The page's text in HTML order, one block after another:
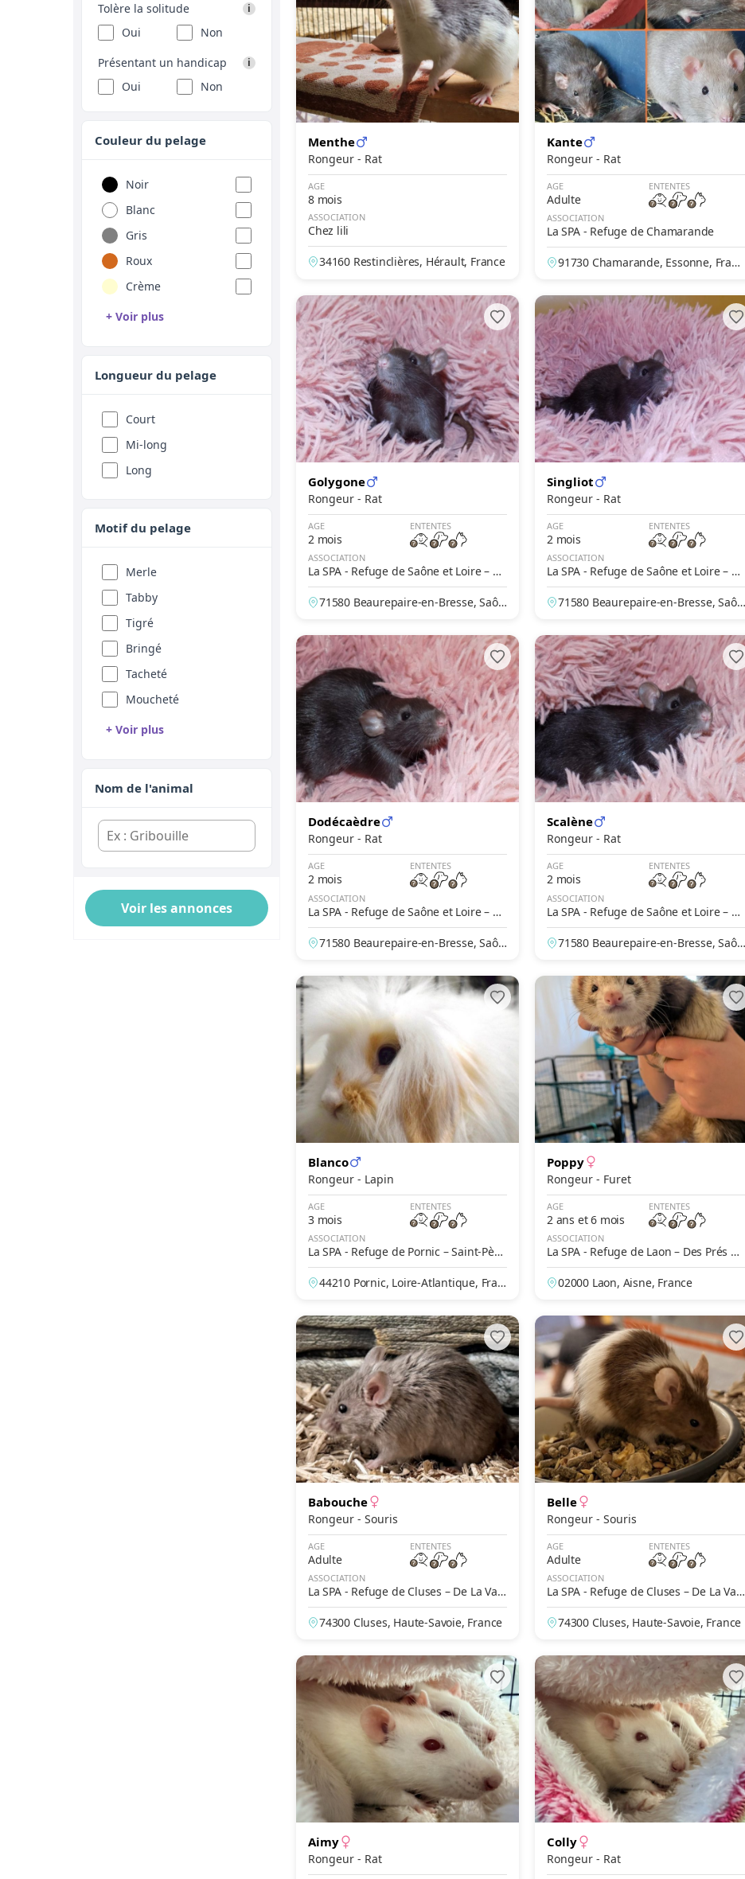
Tolère la solitude i
Oui
Non
Présentant un handicap
i
Oui Non
Couleur du pelage
Noir
Blanc
Gris
Roux
Crème
+ Voir plus
Chocolat
Lilas
Cannelle
Fauve
Rouge
Fawn
Feu
Seal
Silver
Golden
Champagne
Platine
Longueur du pelage
Court
Mi-long
Long
Motif du pelage
Merle
Tabby
Tigré
Bringé
Tacheté
Moucheté
+ Voir plus
Arlequin
Écaille de tortue
Tricolore
Nom de l'animal
Menthe
Rongeur - Rat
AGE
8 mois
ASSOCIATION
Chez lili
34160 Restinclières, Hérault, France
Kante
Rongeur - Rat
AGE
Adulte
ENTENTES
ASSOCIATION
La SPA - Refuge de Chamarande
91730 Chamarande, Essonne, Franc
Golygone
Rongeur - Rat
AGE
2 mois
ENTENTES
ASSOCIATION
La SPA - Refuge de Saône et Loire – Be
aurepaire en Bresse
71580 Beaurepaire-en-Bresse, Saôn
Singliot
Rongeur - Rat
AGE
2 mois
ENTENTES
ASSOCIATION
La SPA - Refuge de Saône et Loire – Be
aurepaire en Bresse
71580 Beaurepaire-en-Bresse, Saôn
Dodécaèdre
Rongeur - Rat
AGE
2 mois
ENTENTES
ASSOCIATION
La SPA - Refuge de Saône et Loire – Be
aurepaire en Bresse
71580 Beaurepaire-en-Bresse, Saôn
Scalène
Rongeur - Rat
AGE
2 mois
ENTENTES
ASSOCIATION
La SPA - Refuge de Saône et Loire – Be
aurepaire en Bresse
71580 Beaurepaire-en-Bresse, Saôn
Blanco
Rongeur - Lapin
AGE
3 mois
ENTENTES
ASSOCIATION
La SPA - Refuge de Pornic – Saint-Père
en Retz
44210 Pornic, Loire-Atlantique, Fran
Poppy
Rongeur - Furet
AGE
2 ans et 6 mois
ENTENTES
ASSOCIATION
La SPA - Refuge de Laon – Des Prés de
Longuevalle
02000 Laon, Aisne, France
Babouche
Rongeur - Souris
AGE
Adulte
ENTENTES
ASSOCIATION
La SPA - Refuge de Cluses – De La Vall
ée Blanche
74300 Cluses, Haute-Savoie, France
Belle
Rongeur - Souris
AGE
Adulte
ENTENTES
ASSOCIATION
La SPA - Refuge de Cluses – De La Vall
ée Blanche
74300 Cluses, Haute-Savoie, France
Aimy
Rongeur - Rat
Colly
Rongeur - Rat